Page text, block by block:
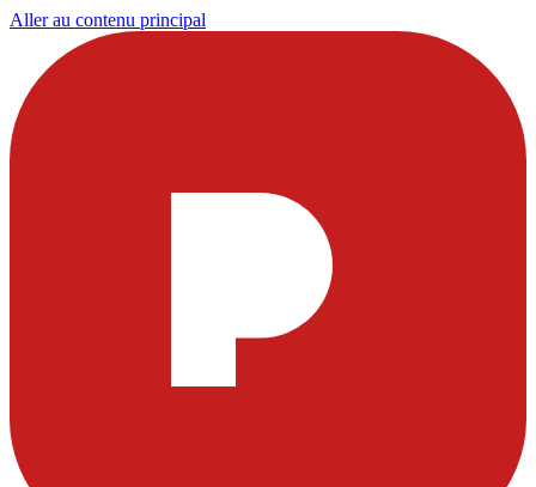
Aller au contenu principal